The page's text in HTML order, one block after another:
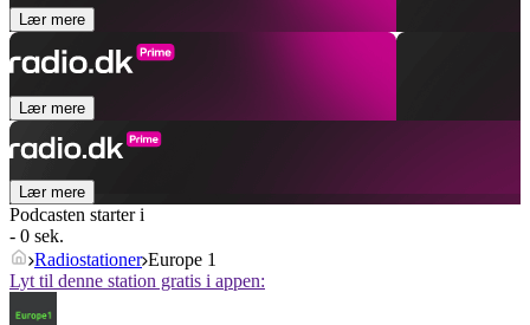
Lær mere
Lær mere
Lær mere
Podcasten starter i
- 0 sek.
Radiostationer Europe 1
Lyt til denne station gratis i appen: